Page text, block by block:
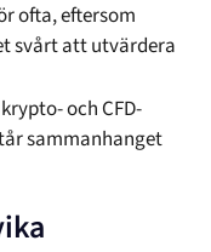
ofta, eftersom
svårt att utvärdera
och CFD-
sammanhanget